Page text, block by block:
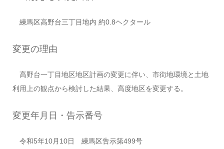
練馬区高野台三丁目地内 約0.8ヘクタール
変更の理由
高野台一丁目地区地区計画の変更に伴い、市街地環境と土地
利用上の観点から検討した結果、高度地区を変更する。
変更年月日・告示番号
令和5年10月10日 練馬区告示第499号